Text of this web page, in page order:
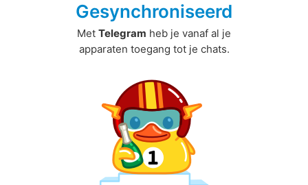
Gesynchroniseerd
Met Telegram heb je vanaf al je
apparaten toegang tot je chats.